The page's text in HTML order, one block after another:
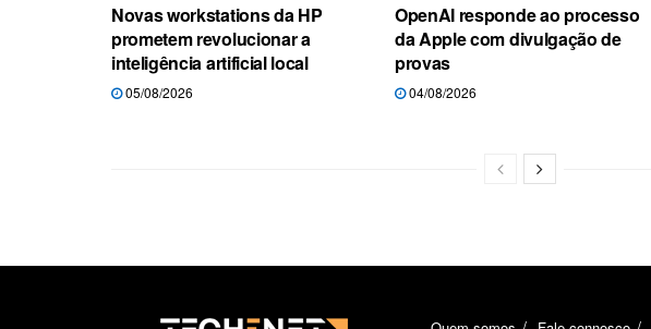
Novas workstations da HP
prometem revolucionar a
inteligência artificial local
05/08/2026
OpenAI responde ao processo
da Apple com divulgação de
provas
04/08/2026